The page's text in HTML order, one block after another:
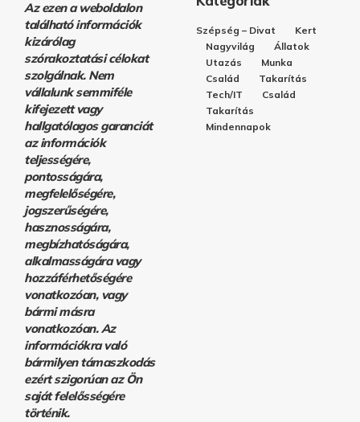
Az ezen a weboldalon
található információk
kizárólag
szórakoztatási célokat
szolgálnak. Nem
vállalunk semmiféle
kifejezett vagy
hallgatólagos garanciát
az információk
teljességére,
pontosságára,
megfelelőségére,
jogszerűségére,
hasznosságára,
megbízhatóságára,
alkalmasságára vagy
hozzáférhetőségére
vonatkozóan, vagy
bármi másra
vonatkozóan. Az
információkra való
bármilyen támaszkodás
ezért szigorúan az Ön
saját felelősségére
történik.
Szépség – Divat
Kert
Nagyvilág
Állatok
Utazás
Munka
Család
Takarítás
Tech/IT
Család
Takarítás
Mindennapok